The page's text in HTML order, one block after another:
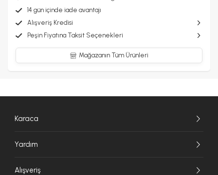
14 gün içinde iade avantajı
Alışveriş Kredisi
Peşin Fiyatına Taksit Seçenekleri
Mağazanın Tüm Ürünleri
Karaca
Yardım
Alışveriş